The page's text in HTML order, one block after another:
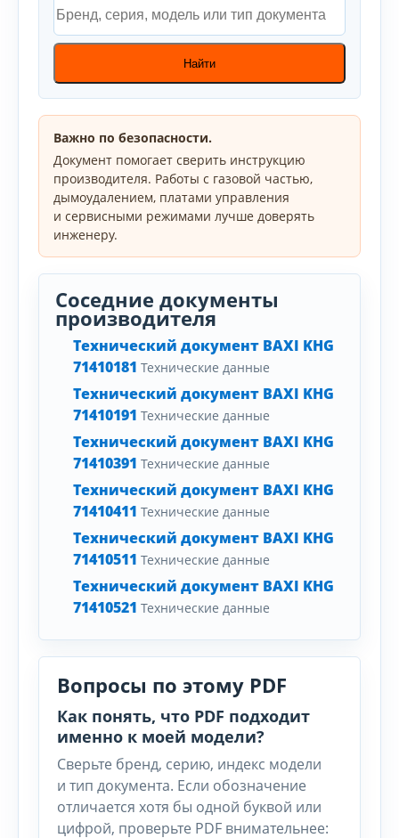
Найти
Важно по безопасности.
Документ помогает сверить инструкцию
производителя. Работы с газовой частью,
дымоудалением, платами управления
и сервисными режимами лучше доверять
инженеру.
Соседние документы
производителя
Технический документ BAXI KHG
71410181 Технические данные
Технический документ BAXI KHG
71410191 Технические данные
Технический документ BAXI KHG
71410391 Технические данные
Технический документ BAXI KHG
71410411 Технические данные
Технический документ BAXI KHG
71410511 Технические данные
Технический документ BAXI KHG
71410521 Технические данные
Вопросы по этому PDF
Как понять, что PDF подходит
именно к моей модели?
Сверьте бренд, серию, индекс модели
и тип документа. Если обозначение
отличается хотя бы одной буквой или
цифрой, проверьте PDF внимательнее: